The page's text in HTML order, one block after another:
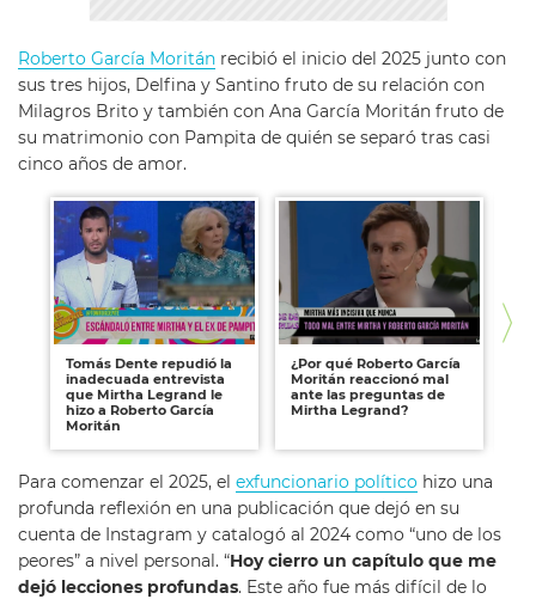
Roberto García Moritán recibió el inicio del 2025 junto con
sus tres hijos, Delfina y Santino fruto de su relación con
Milagros Brito y también con Ana García Moritán fruto de
su matrimonio con Pampita de quién se separó tras casi
cinco años de amor.
Tomás Dente repudió la
inadecuada entrevista
que Mirtha Legrand le
hizo a Roberto García
Moritán
¿Por qué Roberto García
Moritán reaccionó mal
ante las preguntas de
Mirtha Legrand?
Para comenzar el 2025, el exfuncionario político hizo una
profunda reflexión en una publicación que dejó en su
cuenta de Instagram y catalogó al 2024 como “uno de los
peores” a nivel personal. “Hoy cierro un capítulo que me
dejó lecciones profundas. Este año fue más difícil de lo